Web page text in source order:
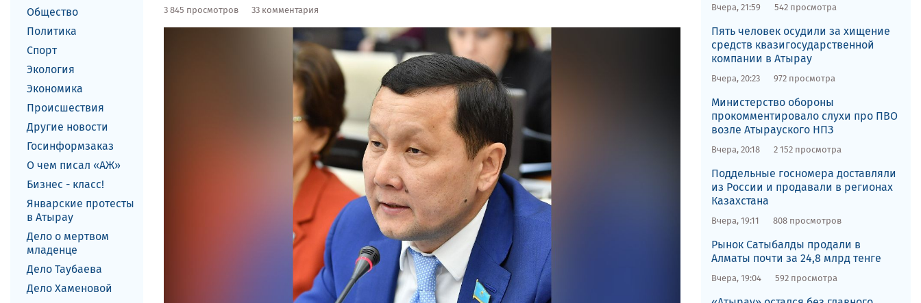
Общество
Политика
Спорт
Экология
Экономика
Происшествия
Другие новости
Госинформзаказ
О чем писал «АЖ»
Бизнес - класс!
Январские протесты
в Атырау
Дело о мертвом
младенце
Дело Таубаева
Дело Хаменовой
3 845 просмотров 33 комментария Вчера, 21:59 542 просмотра
Пять человек осудили за хищение
средств квазигосударственной
компании в Атырау
Вчера, 20:23 972 просмотра
​Министерство обороны
прокомментировало слухи про ПВО
возле Атырауского НПЗ
Вчера, 20:18 2 152 просмотра
Поддельные госномера доставляли
из России и продавали в регионах
Казахстана
Вчера, 19:11 808 просмотров
Рынок Сатыбалды продали в
Алматы почти за 24,8 млрд тенге
Вчера, 19:04 592 просмотра